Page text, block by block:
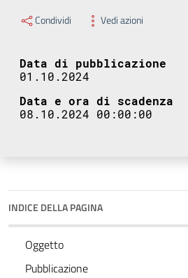
Condividi Vedi azioni
Data di pubblicazione
01.10.2024
Data e ora di scadenza
08.10.2024 00:00:00
INDICE DELLA PAGINA
Oggetto
Pubblicazione